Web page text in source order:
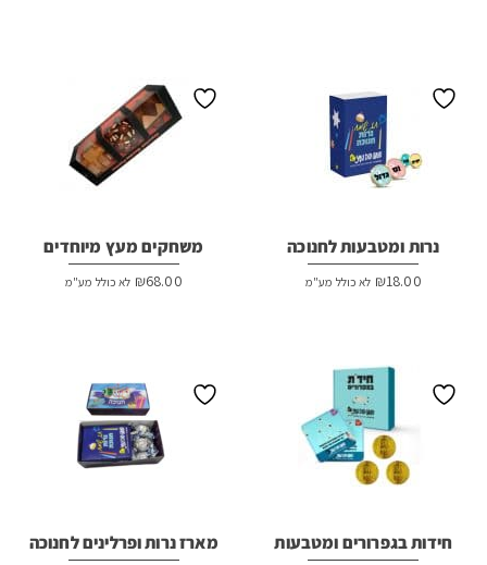
נרות ומטבעות לחנוכה
₪18.00 לא כולל מע"מ
משחקים מעץ מיוחדים
₪68.00 לא כולל מע"מ
חידות בגפרורים ומטבעות מארז נרות ופרלינים לחנוכה